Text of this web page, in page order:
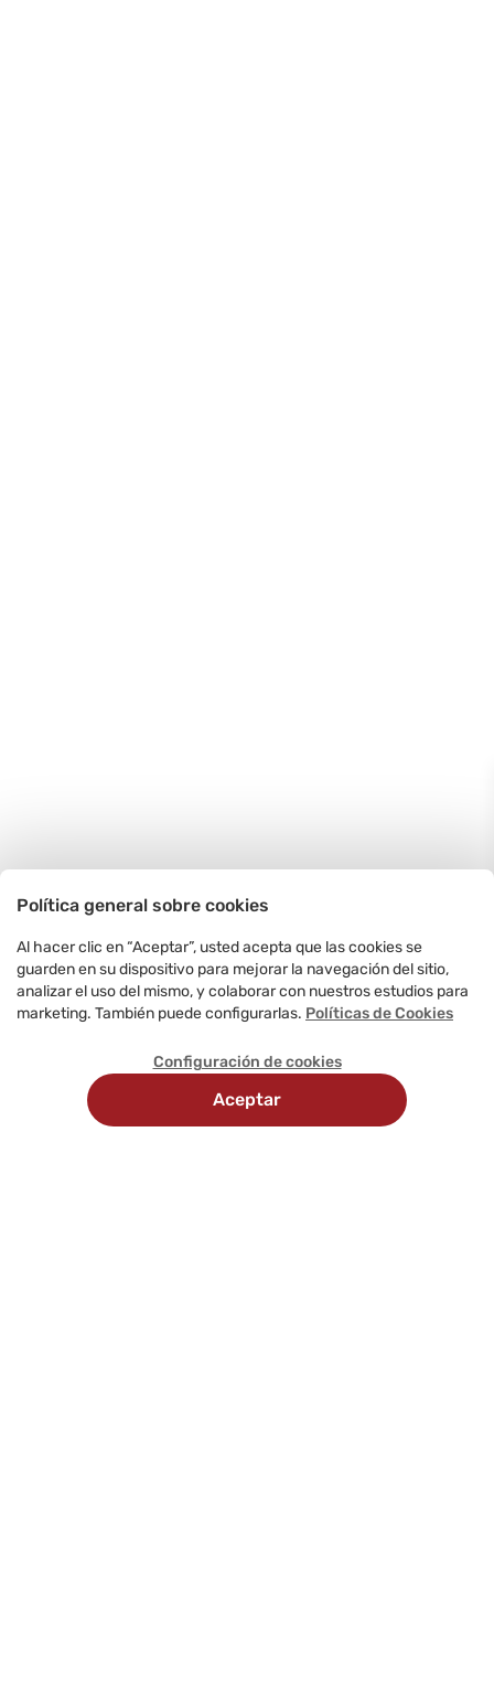
Política general sobre cookies
Al hacer clic en “Aceptar”, usted acepta que las cookies se
guarden en su dispositivo para mejorar la navegación del sitio,
analizar el uso del mismo, y colaborar con nuestros estudios para
marketing. También puede configurarlas. Políticas de Cookies
Configuración de cookies
Aceptar